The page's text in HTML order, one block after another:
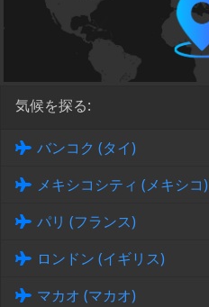
気候を探る:
バンコク (タイ)
メキシコシティ (メキシコ)
パリ (フランス)
ロンドン (イギリス)
マカオ (マカオ)